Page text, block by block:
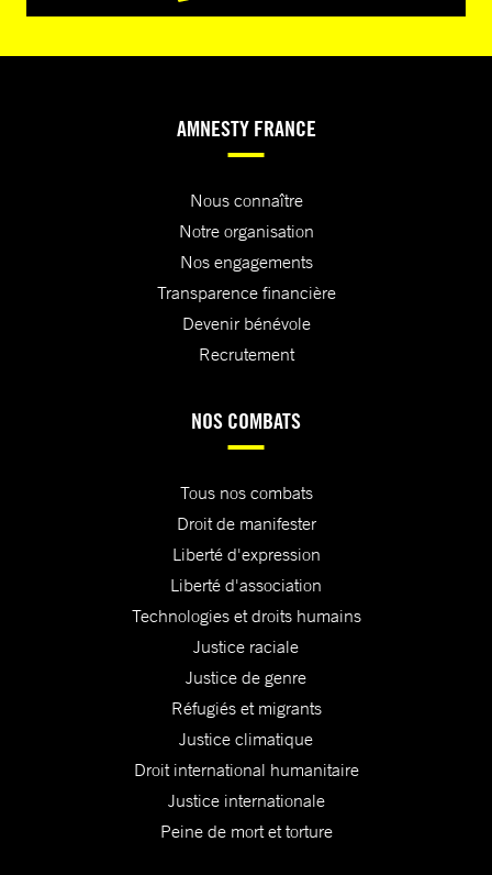
AMNESTY FRANCE
Nous connaître
Notre organisation
Nos engagements
Transparence financière
Devenir bénévole
Recrutement
NOS COMBATS
Tous nos combats
Droit de manifester
Liberté d'expression
Liberté d'association
Technologies et droits humains
Justice raciale
Justice de genre
Réfugiés et migrants
Justice climatique
Droit international humanitaire
Justice internationale
Peine de mort et torture